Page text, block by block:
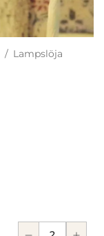
/ Lampslöja